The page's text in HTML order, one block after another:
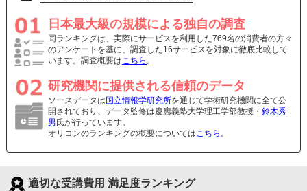
日本最大級の規模による独自の調査
同ランキングは、実際にサービスを利用した769名の消費者の方々
のアンケートを基に、調査した16サービスを対象に徹底比較して
います。調査概要はこちら 。
研究機関に提供される信頼のデータ
ソースデータは 国立情報学研究所を通じて学術研究機関に全て公
開されており、データ監修は慶應義塾大学理工学部教授・ 鈴木秀
男 氏が行っています。
オリコンのランキングの概要についてはこちら 。
適切な受講費用 満足度ランキング